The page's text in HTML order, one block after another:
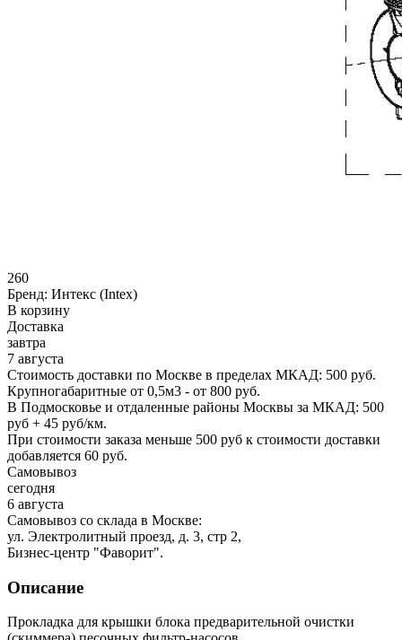
260
Бренд: Интекс (Intex)
В корзину
Доставка
завтра
7 августа
Стоимость доставки по Москве в пределах МКАД: 500 руб.
Крупногабаритные от 0,5м3 - от 800 руб.
В Подмосковье и отдаленные районы Москвы за МКАД: 500
руб + 45 руб/км.
При стоимости заказа меньше 500 руб к стоимости доставки
добавляется 60 руб.
Самовывоз
сегодня
6 августа
Самовывоз со склада в Москве:
ул. Электролитный проезд, д. 3, стр 2,
Бизнес-центр "Фаворит".
Описание
Прокладка для крышки блока предварительной очистки